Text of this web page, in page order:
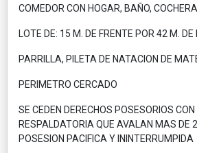
COMEDOR CON HOGAR, BAÑO, COCHERA
LOTE DE: 15 M. DE FRENTE POR 42 M. DE
PARRILLA, PILETA DE NATACION DE
PERIMETRO CERCADO
SE CEDEN DERECHOS POSESORIOS
RESPALDATORIA QUE AVALAN MAS DE
POSESION PACIFICA Y ININTERRUMPIDA